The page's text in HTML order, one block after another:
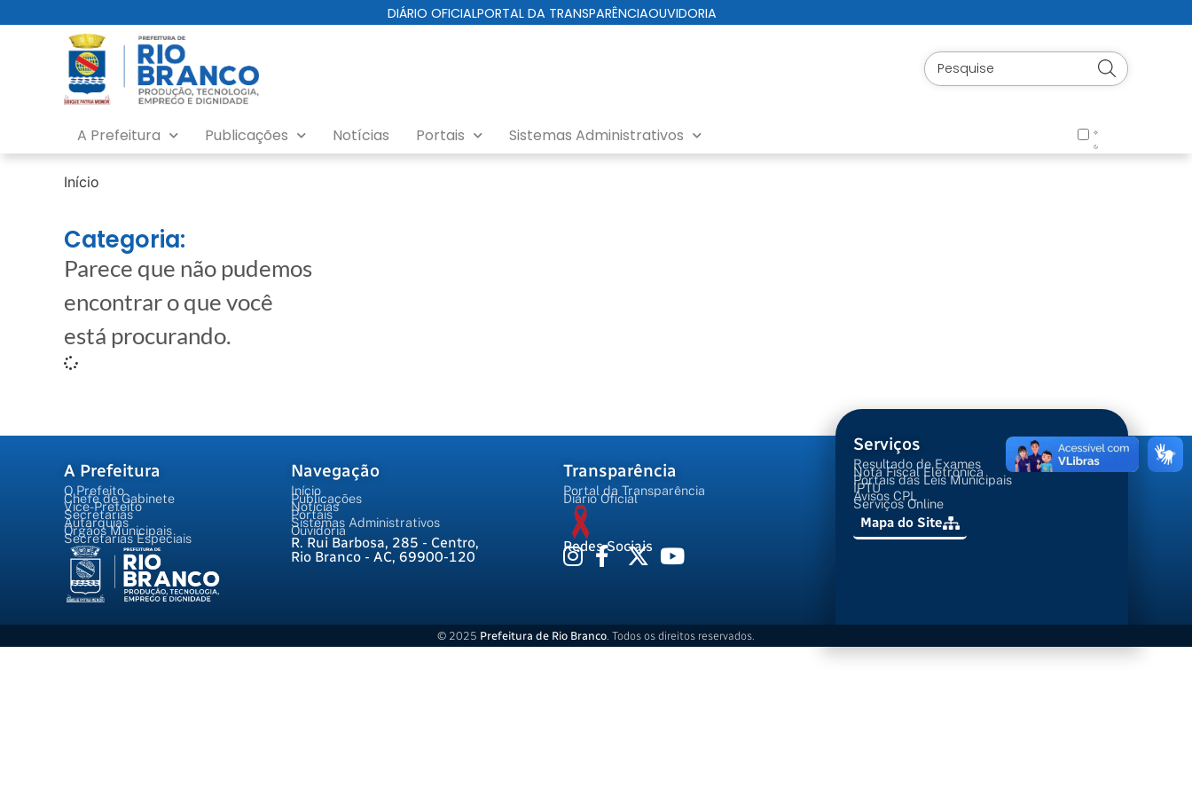
DIÁRIO OFICIALPORTAL DA TRANSPARÊNCIAOUVIDORIA
A Prefeitura Publicações Notícias Portais Sistemas Administrativos
Início
Categoria:
Parece que não pudemos
encontrar o que você
está procurando.
A Prefeitura
O Prefeito
Chefe de Gabinete
Vice-Prefeito
Secretarias
Autarquias
Órgãos Municipais
Secretarias Especiais
Navegação
Início
Publicações
Notícias
Portais
Sistemas Administrativos
Ouvidoria
R. Rui Barbosa, 285 - Centro,
Rio Branco - AC, 69900-120
Transparência
Portal da Transparência
Diário Oficial
Redes Sociais
Serviços
Resultado de Exames
Nota Fiscal Eletrônica
Portais das Leis Municipais
IPTU
Avisos CPL
Serviços Online
Mapa do Site
© 2025 Prefeitura de Rio Branco . Todos os direitos reservados.